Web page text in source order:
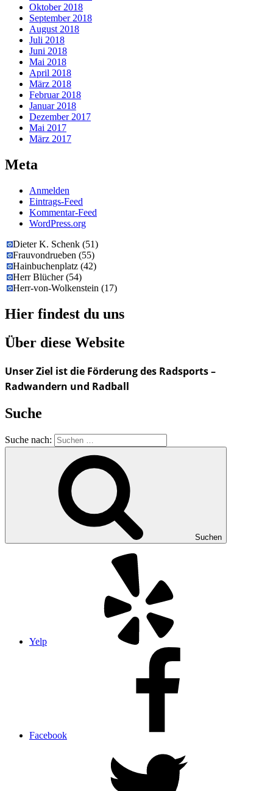
Oktober 2018
September 2018
August 2018
Juli 2018
Juni 2018
Mai 2018
April 2018
März 2018
Februar 2018
Januar 2018
Dezember 2017
Mai 2017
März 2017
Meta
Anmelden
Eintrags-Feed
Kommentar-Feed
WordPress.org
Dieter K. Schenk(51)
Frauvondrueben(55)
Hainbuchenplatz(42)
Herr Blücher(54)
Herr-von-Wolkenstein(17)
Hier findest du uns
Über diese Website
Unser Ziel ist die Förderung des Radsports –
Radwandern und Radball
Suche
Suche nach:
Suchen
Yelp
Facebook